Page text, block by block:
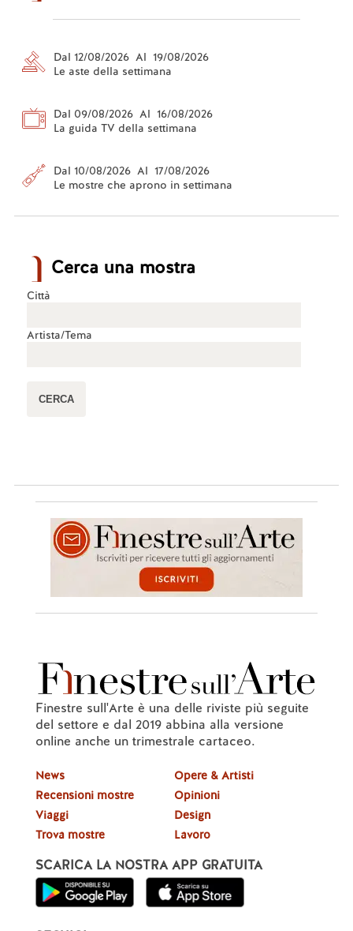
Dal 12/08/2026 Al 19/08/2026
Le aste della settimana
Dal 09/08/2026 Al 16/08/2026
La guida TV della settimana
Dal 10/08/2026 Al 17/08/2026
Le mostre che aprono in settimana
Cerca una mostra
Città
Artista/Tema
Finestre sull'Arte è una delle riviste più seguite
del settore e dal 2019 abbina alla versione
online anche un trimestrale cartaceo.
News
Recensioni mostre
Viaggi
Trova mostre
Opere & Artisti
Opinioni
Design
Lavoro
SCARICA LA NOSTRA APP GRATUITA